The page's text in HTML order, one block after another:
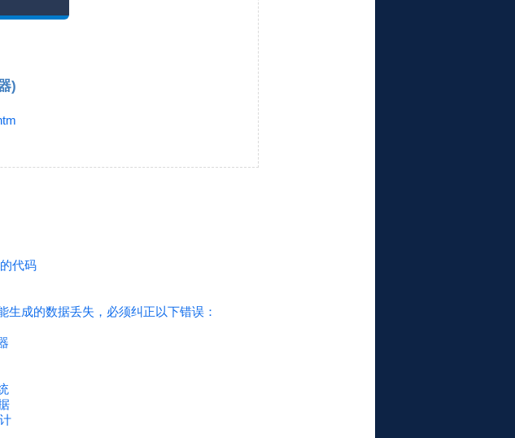
)
代码
成的数据丢失，必须纠正以下错误：